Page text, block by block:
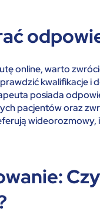
online, warto
kwalifikacje i
posiada
pacjentów oraz
wideorozmowy,